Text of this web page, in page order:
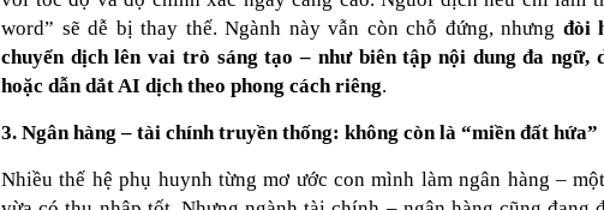
word” sẽ dễ bị thay thế. Ngành này vẫn còn chỗ đứng, nhưng đòi
chuyển dịch lên vai trò sáng tạo – như biên tập nội dung đa ngữ,
hoặc dẫn dắt AI dịch theo phong cách riêng.
3. Ngân hàng – tài chính truyền thống: không còn là “miền đất hứa”
Nhiều thế hệ phụ huynh từng mơ ước con mình làm ngân hàng –